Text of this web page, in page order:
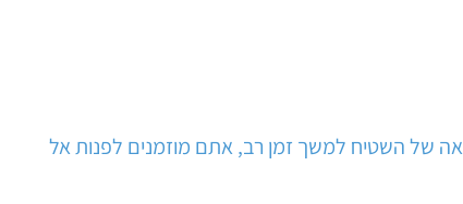
של השטיח למשך זמן רב, אתם מוזמנים לפנות אל